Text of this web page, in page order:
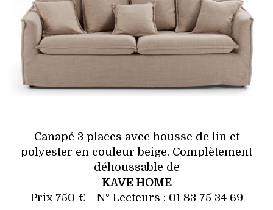
Canapé 3 places avec housse de lin et
polyester en couleur beige. Complètement
déhoussable de
KAVE HOME
Prix 750 € - N° Lecteurs : 01 83 75 34 69